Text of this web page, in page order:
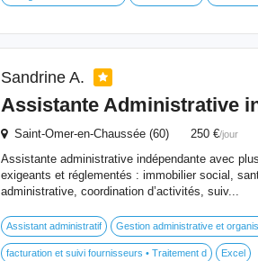
Sandrine A.
Assistante Administrative
Saint-Omer-en-Chaussée (60) 250 €/jour
Assistante administrative indépendante avec
exigeants et réglementés : immobilier social,
administrative, coordination d’activités, suiv...
Assistant administratif Gestion administrative et
facturation et suivi fournisseurs • Traitement d Excel